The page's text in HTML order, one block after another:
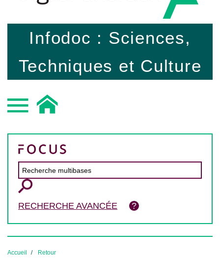
Infodoc : Sciences,
Techniques et Culture
RECHERCHE AVANCÉE
Accueil Retour